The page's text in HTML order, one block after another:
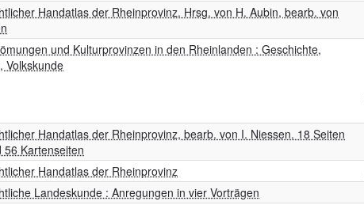
Handatlas der Rheinprovinz. Hrsg. von H. Aubin, bearb. von
und Kulturprovinzen in den Rheinlanden : Geschichte,
Volkskunde
Handatlas der Rheinprovinz, bearb. von I. Niessen. 18 Seiten
56 Kartenseiten
Handatlas der Rheinprovinz
Landeskunde : Anregungen in vier Vorträgen